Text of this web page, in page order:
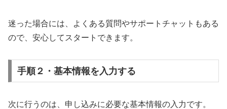
迷った場合には、よくある質問やサポートチャットもある
ので、安心してスタートできます。
手順２・基本情報を入力する
次に行うのは、申し込みに必要な基本情報の入力です。